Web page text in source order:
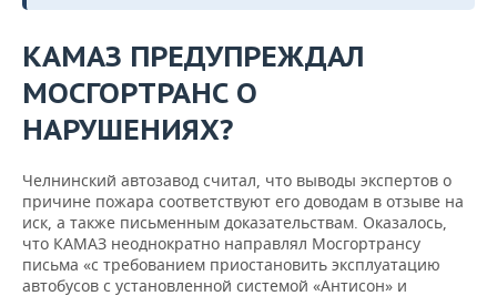
КАМАЗ ПРЕДУПРЕЖДАЛ
МОСГОРТРАНС О
НАРУШЕНИЯХ?
Челнинский автозавод считал, что выводы экспертов о
причине пожара соответствуют его доводам в отзыве на
иск, а также письменным доказательствам. Оказалось,
что КАМАЗ неоднократно направлял Мосгортрансу
письма «с требованием приостановить эксплуатацию
автобусов с установленной системой «Антисон» и